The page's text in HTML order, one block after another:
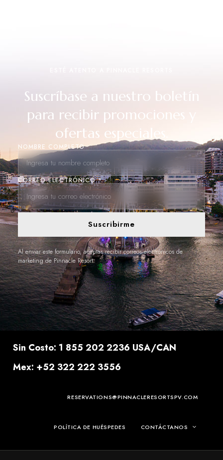
Suscríbase a nuestro boletín
para recibir promociones y
ofertas especiales.
NOMBRE COMPLETO
CORREO ELECTRÓNICO *
Suscribirme
Al enviar este formulario, aceptas recibir correos electrónicos de
marketing de Pinnacle Resort.
Sin Costo: 1 855 202 2236 USA/CAN
Mex: +52 322 222 3556
RESERVATIONS@PINNACLERESORTSPV.COM
POLÍTICA DE HUÉSPEDES CONTÁCTANOS